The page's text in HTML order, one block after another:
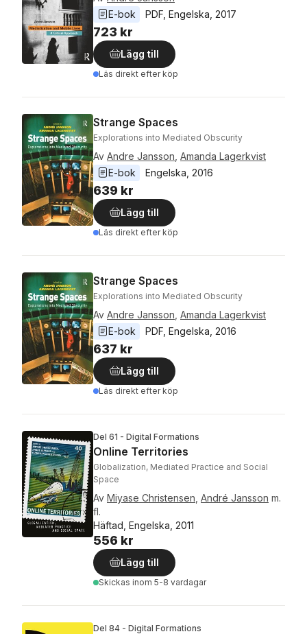
E-bok
PDF Engelska 2017
723 kr
Lägg till
Läs direkt efter köp
Strange Spaces
Explorations into Mediated Obscurity
Av Andre Jansson Amanda Lagerkvist
E-bok
Engelska 2016
639 kr
Lägg till
Läs direkt efter köp
Strange Spaces
Explorations into Mediated Obscurity
Av Andre Jansson Amanda Lagerkvist
E-bok
PDF Engelska 2016
637 kr
Lägg till
Läs direkt efter köp
Del 61 - Digital Formations
Online Territories
Globalization, Mediated Practice and Social
Space
Av Miyase Christensen André Jansson m.
fl.
Häftad, Engelska, 2011
556 kr
Lägg till
Skickas inom 5-8 vardagar
Del 84 - Digital Formations